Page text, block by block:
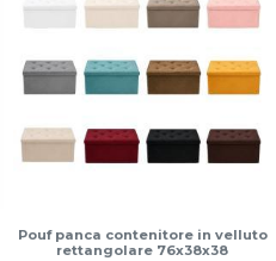
Pouf panca contenitore in velluto
rettangolare 76x38x38